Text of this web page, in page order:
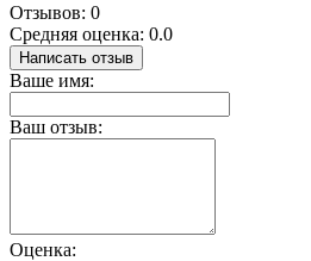
Отзывов: 0
Средняя оценка: 0.0
Написать отзыв
Ваше имя:
Ваш отзыв:
Оценка: